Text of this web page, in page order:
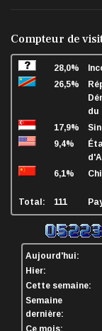
Compteur de
28,0%
26,5%
du
17,9%
9,4%
6,1%
Total: 111
Aujourd'hui:
Hier:
Cette semaine:
Semaine
dernière:
Ce mois: